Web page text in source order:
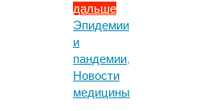
дальше
"США
ожидает
засуха,
которая
может
Эпидемии
и
пандемии,
Новости
медицины